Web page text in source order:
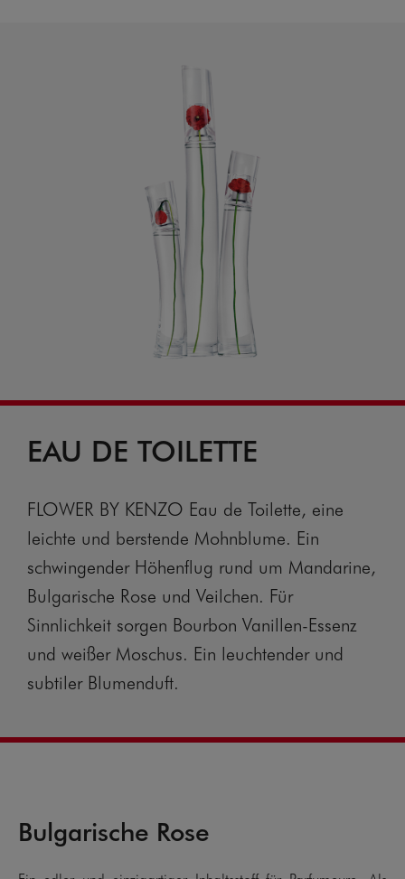
EAU DE TOILETTE
FLOWER BY KENZO Eau de Toilette, eine
leichte und berstende Mohnblume. Ein
schwingender Höhenflug rund um Mandarine,
Bulgarische Rose und Veilchen. Für
Sinnlichkeit sorgen Bourbon Vanillen-Essenz
und weißer Moschus. Ein leuchtender und
subtiler Blumenduft.
Bulgarische Rose